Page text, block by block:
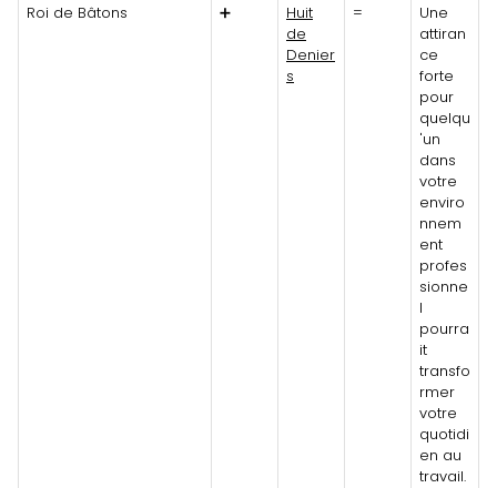
Roi de Bâtons
➕
Huit
de
Denier
s
=
Une
attiran
ce
forte
pour
quelqu
'un
dans
votre
enviro
nnem
ent
profes
sionne
l
pourra
it
transfo
rmer
votre
quotidi
en au
travail.